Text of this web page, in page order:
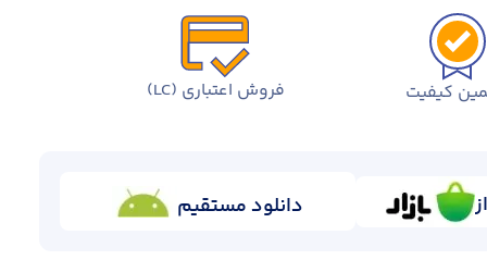
کیفیت فروش اعتباری (LC)
دانلود مستقیم